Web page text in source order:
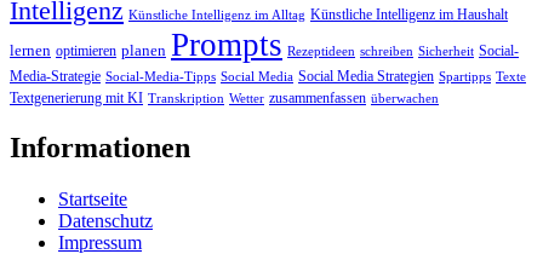
Intelligenz Künstliche Intelligenz im Alltag Künstliche Intelligenz im Haushalt
lernen optimieren planen Prompts Rezeptideen schreiben Sicherheit Social-
Media-Strategie Social-Media-Tipps Social Media Social Media Strategien Spartipps Texte
Textgenerierung mit KI Transkription Wetter zusammenfassen überwachen
Informationen
Startseite
Datenschutz
Impressum